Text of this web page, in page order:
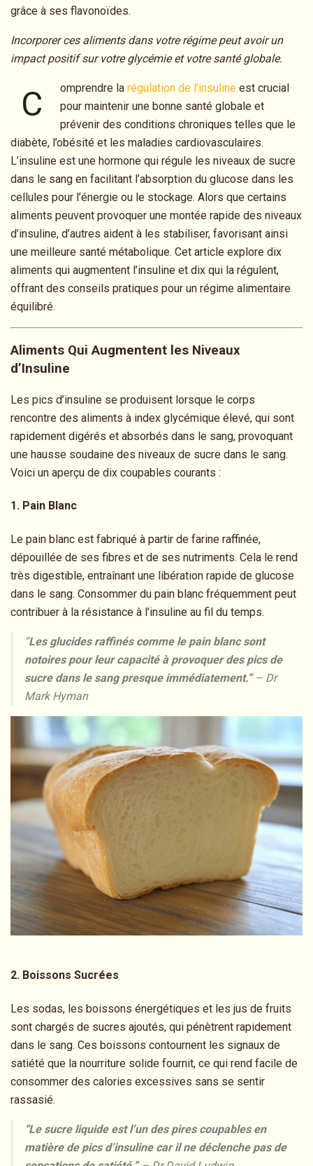
grâce à ses flavonoïdes.
Incorporer ces aliments dans votre régime peut avoir un
impact positif sur votre glycémie et votre santé globale.
C omprendre la régulation de l’insulineest crucial
pour maintenir une bonne santé globale et
prévenir des conditions chroniques telles que le
diabète, l’obésité et les maladies cardiovasculaires.
L’insuline est une hormone qui régule les niveaux de sucre
dans le sang en facilitant l’absorption du glucose dans les
cellules pour l’énergie ou le stockage. Alors que certains
aliments peuvent provoquer une montée rapide des niveaux
d’insuline, d’autres aident à les stabiliser, favorisant ainsi
une meilleure santé métabolique. Cet article explore dix
aliments qui augmentent l’insuline et dix qui la régulent,
offrant des conseils pratiques pour un régime alimentaire
équilibré.
Aliments Qui Augmentent les Niveaux
d’Insuline
Les pics d’insuline se produisent lorsque le corps
rencontre des aliments à index glycémique élevé, qui sont
rapidement digérés et absorbés dans le sang, provoquant
une hausse soudaine des niveaux de sucre dans le sang.
Voici un aperçu de dix coupables courants :
1. Pain Blanc
Le pain blanc est fabriqué à partir de farine raffinée,
dépouillée de ses fibres et de ses nutriments. Cela le rend
très digestible, entraînant une libération rapide de glucose
dans le sang. Consommer du pain blanc fréquemment peut
contribuer à la résistance à l’insuline au fil du temps.
“Les glucides raffinés comme le pain blanc sont
notoires pour leur capacité à provoquer des pics de
sucre dans le sang presque immédiatement.”– Dr
Mark Hyman
2. Boissons Sucrées
Les sodas, les boissons énergétiques et les jus de fruits
sont chargés de sucres ajoutés, qui pénètrent rapidement
dans le sang. Ces boissons contournent les signaux de
satiété que la nourriture solide fournit, ce qui rend facile de
consommer des calories excessives sans se sentir
rassasié.
“Le sucre liquide est l’un des pires coupables en
matière de pics d’insuline car il ne déclenche pas de